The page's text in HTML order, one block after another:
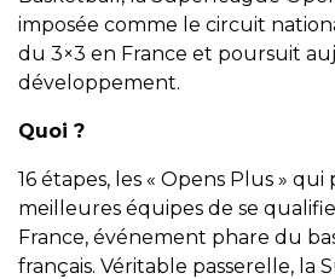
imposée comme le circuit
du 3×3 en France et poursuit
développement.
Quoi ?
16 étapes, les « Opens Plus »
meilleures équipes de se
France, événement phare du
français. Véritable passerelle, la